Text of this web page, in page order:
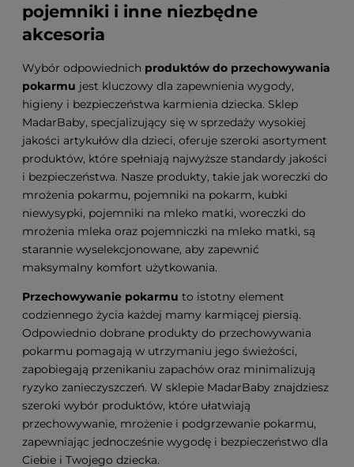
pojemniki i inne niezbędne
akcesoria
Wybór odpowiednich produktów do przechowywania
pokarmu jest kluczowy dla zapewnienia wygody,
higieny i bezpieczeństwa karmienia dziecka. Sklep
MadarBaby, specjalizujący się w sprzedaży wysokiej
jakości artykułów dla dzieci, oferuje szeroki asortyment
produktów, które spełniają najwyższe standardy jakości
i bezpieczeństwa. Nasze produkty, takie jak woreczki do
mrożenia pokarmu, pojemniki na pokarm, kubki
niewysypki, pojemniki na mleko matki, woreczki do
mrożenia mleka oraz pojemniczki na mleko matki, są
starannie wyselekcjonowane, aby zapewnić
maksymalny komfort użytkowania.
Przechowywanie pokarmu to istotny element
codziennego życia każdej mamy karmiącej piersią.
Odpowiednio dobrane produkty do przechowywania
pokarmu pomagają w utrzymaniu jego świeżości,
zapobiegają przenikaniu zapachów oraz minimalizują
ryzyko zanieczyszczeń. W sklepie MadarBaby znajdziesz
szeroki wybór produktów, które ułatwiają
przechowywanie, mrożenie i podgrzewanie pokarmu,
zapewniając jednocześnie wygodę i bezpieczeństwo dla
Ciebie i Twojego dziecka.